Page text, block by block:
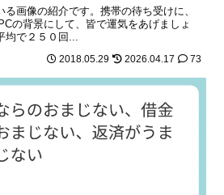
画像の紹介です。携帯の待ち受けに、
の背景にして、皆で運気をあげましょ
均で２５０回...
2018.05.29 2026.04.17 73